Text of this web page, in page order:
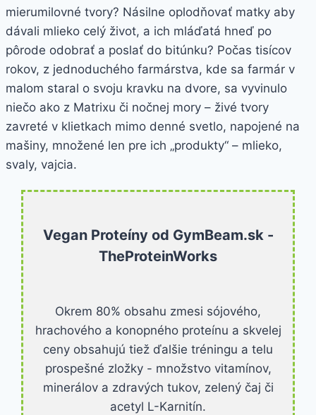
mierumilovné tvory? Násilne oplodňovať matky aby
dávali mlieko celý život, a ich mláďatá hneď po
pôrode odobrať a poslať do bitúnku? Počas tisícov
rokov, z jednoduchého farmárstva, kde sa farmár v
malom staral o svoju kravku na dvore, sa vyvinulo
niečo ako z Matrixu či nočnej mory – živé tvory
zavreté v klietkach mimo denné svetlo, napojené na
mašiny, množené len pre ich „produkty“ – mlieko,
svaly, vajcia.
Vegan Proteíny od GymBeam.sk -
TheProteinWorks
Okrem 80% obsahu zmesi sójového,
hrachového a konopného proteínu a skvelej
ceny obsahujú tiež ďalšie tréningu a telu
prospešné zložky - množstvo vitamínov,
minerálov a zdravých tukov, zelený čaj či
acetyl L-Karnitín.